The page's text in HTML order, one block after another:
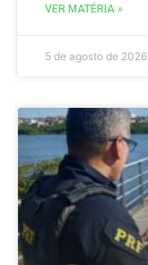
VER MATÉRIA »
5 de agosto de 2026